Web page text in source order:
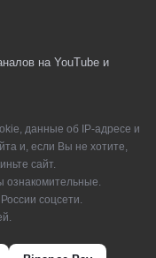
на YouTube и
данные об IP-адресе и
и, если Вы не хотите,
сайт.
соцсети.